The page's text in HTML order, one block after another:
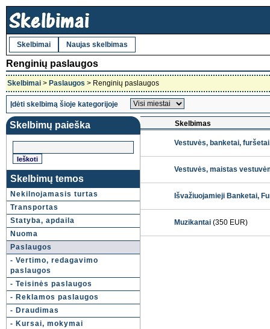
Skelbimai Naujas skelbimas
Renginių paslaugos
Skelbimai > Paslaugos > Renginių paslaugos
Įdėti skelbimą šioje kategorijoje
Skelbimų paieška
Skelbimų temos
Nekilnojamasis turtas
Transportas
Statyba, apdaila
Nuoma
Paslaugos
- Vertimo, redagavimo
paslaugos
- Teisinės paslaugos
- Reklamos paslaugos
- Draudimas
- Kursai, mokymai
Skelbimas
Vestuvės, banketai,
Vestuvės, maistas
Išvažiuojamieji Banketai‎,
Muzikantai (350 EUR)